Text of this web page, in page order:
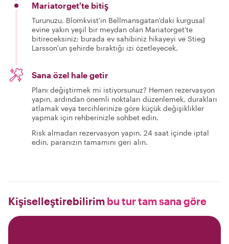
Mariatorget'te bitiş
Turunuzu, Blomkvist'in Bellmansgatan'daki kurgusal
evine yakın yeşil bir meydan olan Mariatorget'te
bitireceksiniz; burada ev sahibiniz hikayeyi ve Stieg
Larsson'un şehirde bıraktığı izi özetleyecek.
Sana özel hale getir
Planı değiştirmek mi istiyorsunuz? Hemen rezervasyon
yapın, ardından önemli noktaları düzenlemek, durakları
atlamak veya tercihlerinize göre küçük değişiklikler
yapmak için rehberinizle sohbet edin.
Risk almadan rezervasyon yapın. 24 saat içinde iptal
edin, paranızın tamamını geri alın.
Kişiselleştirebilirim bu tur tam sana göre